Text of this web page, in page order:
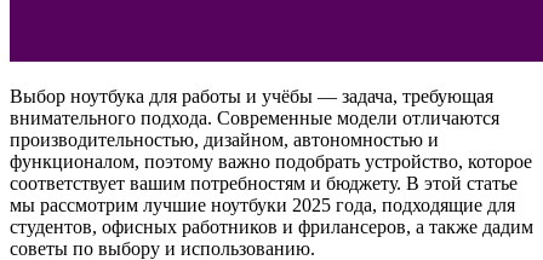
Выбор ноутбука для работы и учёбы — задача, требующая
внимательного подхода. Современные модели отличаются
производительностью, дизайном, автономностью и
функционалом, поэтому важно подобрать устройство, которое
соответствует вашим потребностям и бюджету. В этой статье
мы рассмотрим лучшие ноутбуки 2025 года, подходящие для
студентов, офисных работников и фрилансеров, а также дадим
советы по выбору и использованию.